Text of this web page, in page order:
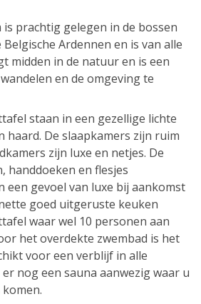
is prachtig gelegen in de bossen
Ardennen en is van alle
midden in de natuur en is een
en de omgeving te
staan in een gezellige lichte
haard. De slaapkamers zijn ruim
zijn luxe en netjes. De
handdoeken en flesjes
een gevoel van luxe bij aankomst
goed uitgeruste keuken
waar wel 10 personen aan
het overdekte zwembad is het
voor een verblijf in alle
nog een sauna aanwezig waar u